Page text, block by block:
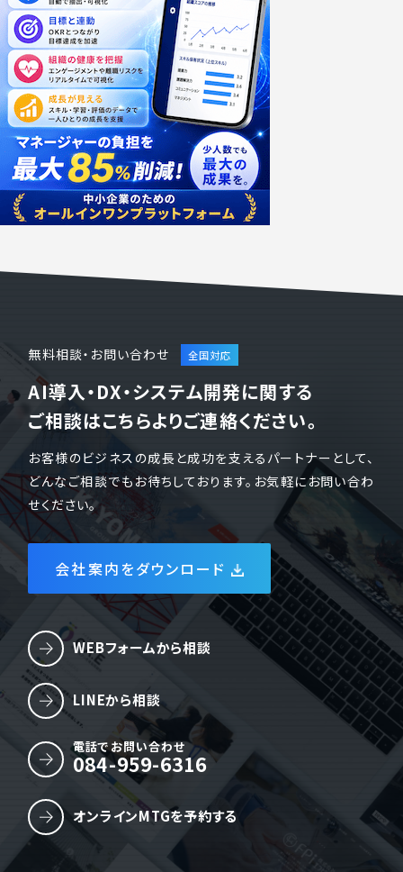
無料相談・お問い合わせ
AI導入・DX・システム開発に関する
ご相談はこちらよりご連絡ください。
お客様のビジネスの成長と成功を支えるパートナーとして、
どんなご相談でもお待ちしております。お気軽にお問い合わ
せください。
会社案内をダウンロード
WEBフォームから相談
LINEから相談
電話でお問い合わせ
084-959-6316
オンラインMTGを予約する